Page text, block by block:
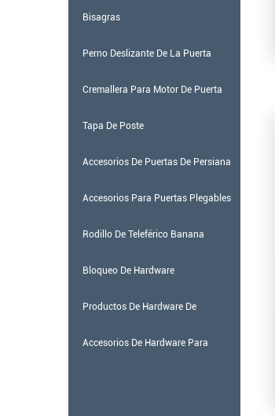
Bisagras
Perno Deslizante De La Puerta
Cremallera Para Motor De Puerta
Corredera
Tapa De Poste
Accesorios De Puertas De Persiana
Accesorios Para Puertas Plegables
Rodillo De Teleférico Banana
Bloqueo De Hardware
Productos De Hardware De
Construcción
Accesorios De Hardware Para